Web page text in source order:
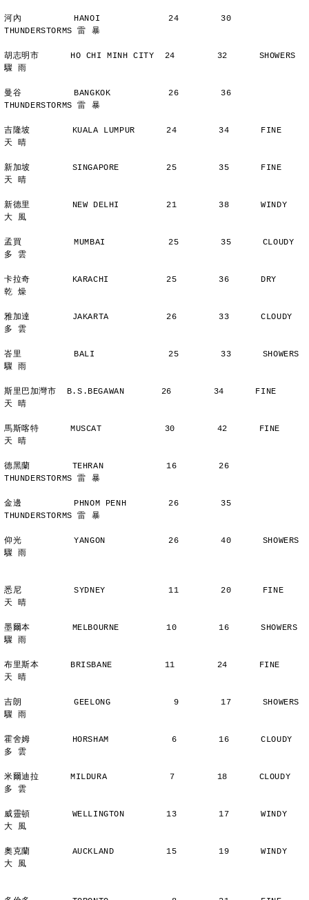
河內          HANOI             24        30
THUNDERSTORMS 雷 暴
胡志明市      HO CHI MINH CITY  24        32      SHOWERS
驟 雨
曼谷          BANGKOK           26        36
THUNDERSTORMS 雷 暴
吉隆坡        KUALA LUMPUR      24        34      FINE
天 晴
新加坡        SINGAPORE         25        35      FINE
天 晴
新德里        NEW DELHI         21        38      WINDY
大 風
孟買          MUMBAI            25        35      CLOUDY
多 雲
卡拉奇        KARACHI           25        36      DRY
乾 燥
雅加達        JAKARTA           26        33      CLOUDY
多 雲
峇里          BALI              25        33      SHOWERS
驟 雨
斯里巴加灣市  B.S.BEGAWAN       26        34      FINE
天 晴
馬斯喀特      MUSCAT            30        42      FINE
天 晴
德黑蘭        TEHRAN            16        26
THUNDERSTORMS 雷 暴
金邊          PHNOM PENH        26        35
THUNDERSTORMS 雷 暴
仰光          YANGON            26        40      SHOWERS
驟 雨
悉尼          SYDNEY            11        20      FINE
天 晴
墨爾本        MELBOURNE         10        16      SHOWERS
驟 雨
布里斯本      BRISBANE          11        24      FINE
天 晴
吉朗          GEELONG            9        17      SHOWERS
驟 雨
霍舍姆        HORSHAM            6        16      CLOUDY
多 雲
米爾迪拉      MILDURA            7        18      CLOUDY
多 雲
威靈頓        WELLINGTON        13        17      WINDY
大 風
奧克蘭        AUCKLAND          15        19      WINDY
大 風